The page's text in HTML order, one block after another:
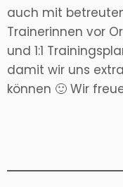
auch mit
Trainerinnen vor
und 1:1
damit wir uns
können 🙂 Wir